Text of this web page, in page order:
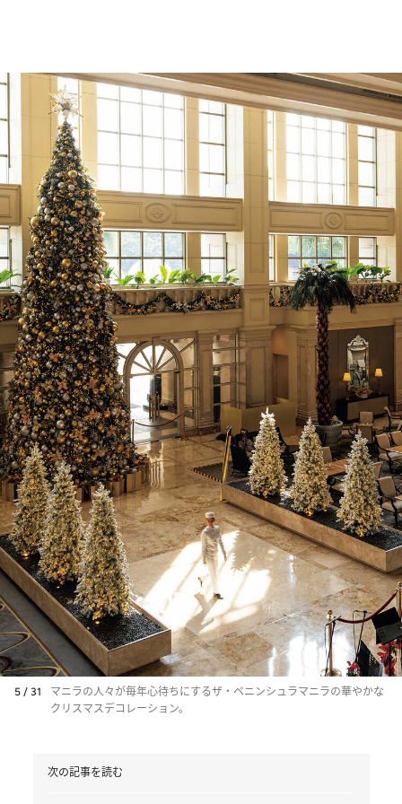
5 / 31
マニラの人々が毎年心待ちにするザ・ペニンシュラマニラの華やかな
クリスマスデコレーション。
次の記事を読む